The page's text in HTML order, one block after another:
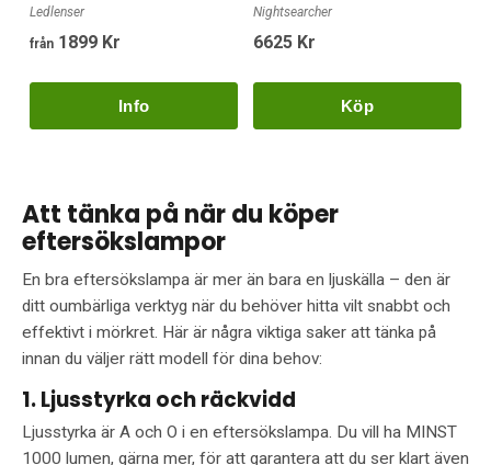
Ledlenser
från 1899 Kr
Nightsearcher
6625 Kr
Köp
Att tänka på när du köper
eftersökslampor
En bra eftersökslampa är mer än bara en ljuskälla – den är
ditt oumbärliga verktyg när du behöver hitta vilt snabbt och
effektivt i mörkret. Här är några viktiga saker att tänka på
innan du väljer rätt modell för dina behov:
1. Ljusstyrka och räckvidd
Ljusstyrka är A och O i en eftersökslampa. Du vill ha MINST
1000 lumen, gärna mer, för att garantera att du ser klart även